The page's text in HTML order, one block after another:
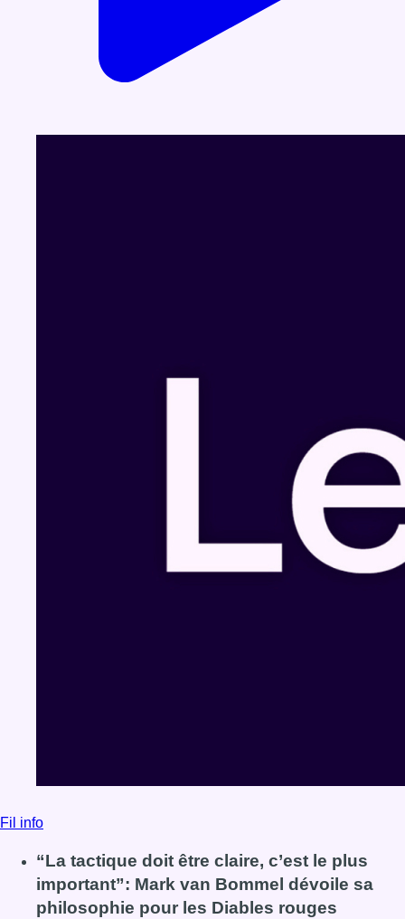
Fil info
“La tactique doit être claire, c’est le plus
important”: Mark van Bommel dévoile sa
philosophie pour les Diables rouges